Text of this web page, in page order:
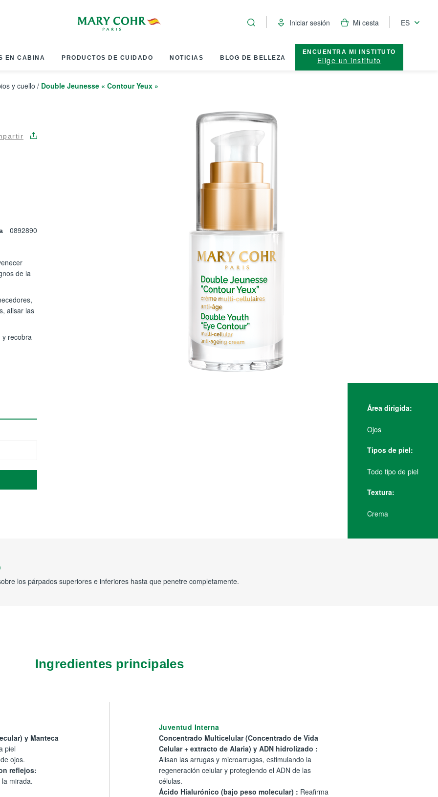
Iniciar sesión Mi cesta ES
EN CABINA PRODUCTOS DE CUIDADO NOTICIAS BLOG DE BELLEZA
ENCUENTRA MI INSTITUTO
Elige un instituto
y cuello / Double Jeunesse « Contour Yeux »
0892890
de la
alisar las
y recobra
Área dirigida:
Ojos
Tipos de piel:
Todo tipo de piel
Textura:
Crema
los párpados superiores e inferiores hasta que penetre completamente.
Ingredientes principales
y Manteca
piel
ojos.
reflejos:
mirada.
Juventud Interna
Concentrado Multicelular (Concentrado de Vida
Celular + extracto de Alaria) y ADN hidrolizado :
Alisan las arrugas y microarrugas, estimulando la
regeneración celular y protegiendo el ADN de las
células.
Ácido Hialurónico (bajo peso molecular) : Reafirma